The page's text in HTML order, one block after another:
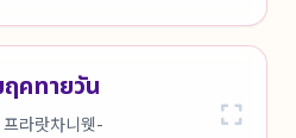
คทายวัน
라랏차니웻-